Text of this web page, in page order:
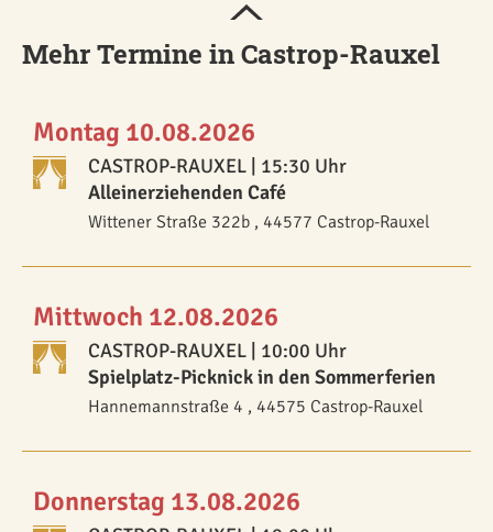
Mehr Termine in Castrop-Rauxel
Montag 10.08.2026
CASTROP-RAUXEL | 15:30 Uhr
Alleinerziehenden Café
Wittener Straße 322b , 44577 Castrop-Rauxel
Mittwoch 12.08.2026
CASTROP-RAUXEL | 10:00 Uhr
Spielplatz-Picknick in den Sommerferien
Hannemannstraße 4 , 44575 Castrop-Rauxel
Donnerstag 13.08.2026